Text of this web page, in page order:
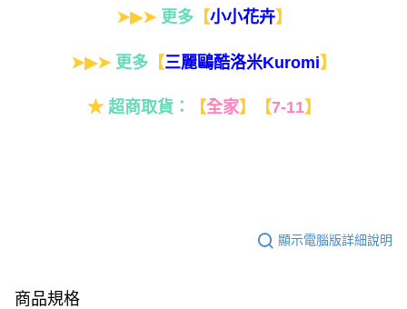
➤▶➤ 更多【小小花卉】
➤▶➤ 更多 【三麗鷗酷洛米Kuromi】
★ 超商取貨： 【全家】 【7-11】
顯示電腦版詳細說明
商品規格